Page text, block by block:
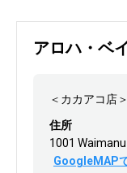
アロハ・ベ
＜カカアコ店＞
住所
1001
GoogleMAP